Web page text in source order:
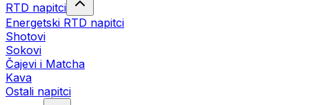
RTD napitci
Energetski RTD napitci
Shotovi
Sokovi
Čajevi i Matcha
Kava
Ostali napitci